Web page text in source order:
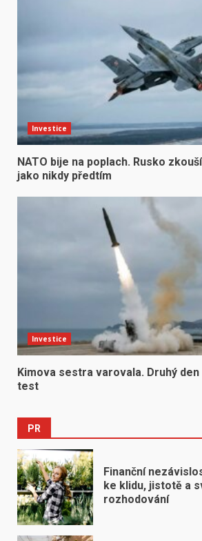
Investice
NATO bije na poplach. Rusko
jako nikdy předtím
Investice
Kimova sestra varovala. Druhý
test
PR
Finanční
ke klidu, jistotě a
rozhodování